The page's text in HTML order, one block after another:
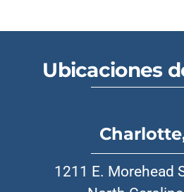
Ubicaciones
1211 E. Morehead